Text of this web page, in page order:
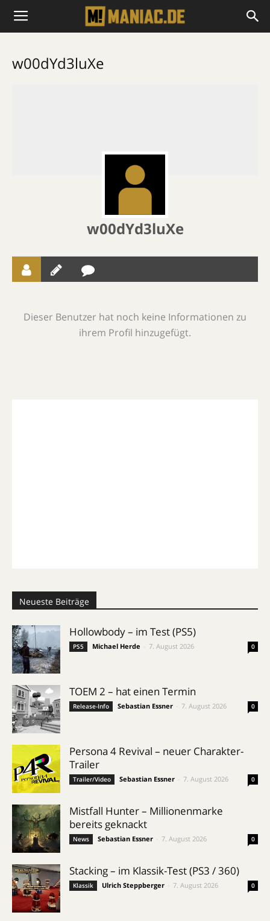
w00dYd3luXe
w00dYd3luXe
Dieser Benutzer hat noch keine Informationen zu
ihrem Profil hinzugefügt.
Neueste Beiträge
Hollowbody – im Test (PS5)
PS5 Michael Herde 7. August 2026 0
TOEM 2 – hat einen Termin
Release-Info Sebastian Essner 7. August 2026 0
Persona 4 Revival – neuer Charakter-
Trailer
Trailer/Video Sebastian Essner 7. August 2026 0
Mistfall Hunter – Millionenmarke
bereits geknackt
News Sebastian Essner 7. August 2026 0
Stacking – im Klassik-Test (PS3 / 360)
Klassik Ulrich Steppberger 7. August 2026 0